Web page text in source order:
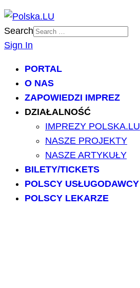
Search
Sign In
PORTAL
O NAS
ZAPOWIEDZI IMPREZ
DZIAŁALNOŚĆ
IMPREZY POLSKA.LU
NASZE PROJEKTY
NASZE ARTYKUŁY
BILETY/TICKETS
POLSCY USŁUGODAWCY
POLSCY LEKARZE